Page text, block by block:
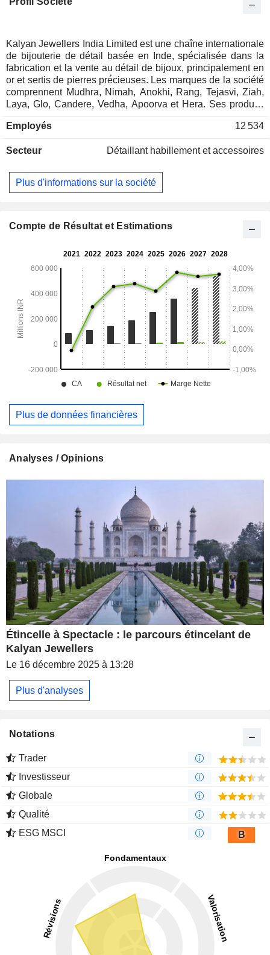
Kalyan Jewellers India Limited est une chaîne internationale
de bijouterie de détail basée en Inde, spécialisée dans la
fabrication et la vente au détail de bijoux, principalement en
or et sertis de pierres précieuses. Les marques de la société
comprennent Mudhra, Nimah, Anokhi, Rang, Tejasvi, Ziah,
Laya, Glo, Candere, Vedha, Apoorva et Hera. Ses produits
rigides, des bracelets souples, des clous de nez, des
jours, des vaddanam, des parures, des bagues, des boucles
clous de perle, des ensembles moti, des jhumka, des
médaillons, des haram, des kada, des payal et des clous de
pierres précieuses, l’or blanc et l’or rose. Elle compte
aux États-Unis d'Amérique. Ses filiales comprennent Kalyan
Golden Jewelry Company, W.L.L., Kalyan Jewelers, Inc.,
Kalyan Jewellers Bahrain W.L.L. et Enovate Lifestyles
Private Limited.
Employés 12 534
Secteur Détaillant habillement et accessoires
Plus d'informations sur la société
Compte de Résultat et Estimations
Plus de données financières
Analyses / Opinions
Étincelle à Spectacle : le parcours étincelant de
Kalyan Jewellers
Le 16 décembre 2025 à 13:28
Plus d'analyses
Notations
Trader
Investisseur
Globale
Qualité
ESG MSCI
B